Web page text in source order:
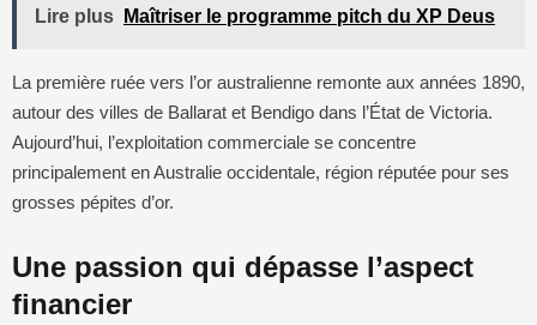
Lire plus Maîtriser le programme pitch du XP Deus
La première ruée vers l’or australienne remonte aux années 1890,
autour des villes de Ballarat et Bendigo dans l’État de Victoria.
Aujourd’hui, l’exploitation commerciale se concentre
principalement en Australie occidentale, région réputée pour ses
grosses pépites d’or.
Une passion qui dépasse l’aspect
financier